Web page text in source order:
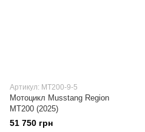
Артикул: МТ200-9-5
Мотоцикл Musstang Region
МТ200 (2025)
51 750 грн